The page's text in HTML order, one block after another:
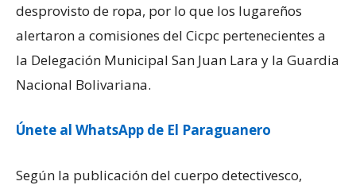
desprovisto de ropa, por lo que los lugareños
alertaron a comisiones del Cicpc pertenecientes a
la Delegación Municipal San Juan Lara y la Guardia
Nacional Bolivariana.
Únete al WhatsApp de El Paraguanero
Según la publicación del cuerpo detectivesco,